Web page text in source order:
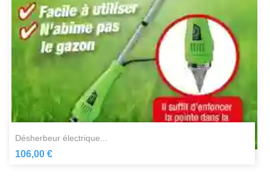
désherbeur électrique...
106,00 €